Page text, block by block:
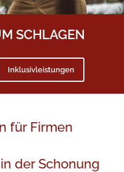
SCHLAGEN
Inklusivleistungen
für Firmen
der Schonung